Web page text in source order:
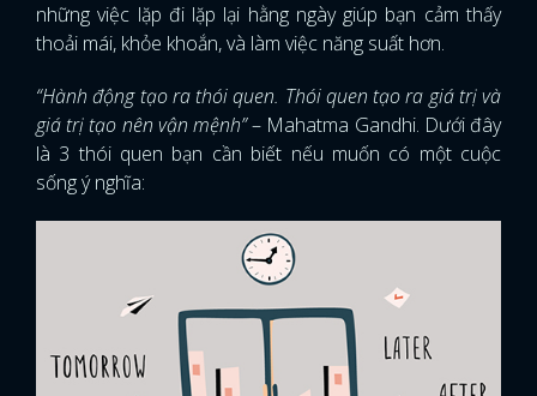
những việc lặp đi lặp lại hằng ngày giúp bạn cảm thấy
thoải mái, khỏe khoắn, và làm việc năng suất hơn.
“Hành động tạo ra thói quen. Thói quen tạo ra giá trị và
giá trị tạo nên vận mệnh”– Mahatma Gandhi. Dưới đây
là 3 thói quen bạn cần biết nếu muốn có một cuộc
sống ý nghĩa: